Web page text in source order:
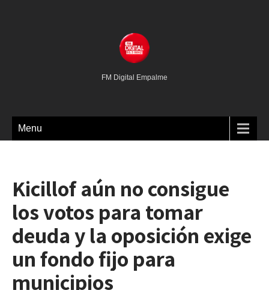
FM Digital Empalme
Menu
Kicillof aún no consigue
los votos para tomar
deuda y la oposición exige
un fondo fijo para
municipios